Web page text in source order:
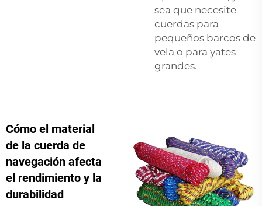
sea que necesite
cuerdas para
pequeños barcos de
vela o para yates
grandes.
Cómo el material
de la cuerda de
navegación afecta
el rendimiento y la
durabilidad